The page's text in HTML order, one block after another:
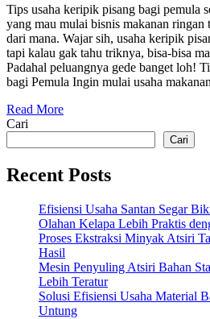
Tips usaha keripik pisang bagi pemula
yang mau mulai bisnis makanan ringan
dari mana. Wajar sih, usaha keripik
tapi kalau gak tahu triknya, bisa-bisa
Padahal peluangnya gede banget loh!
bagi Pemula Ingin mulai usaha
Read More
Cari
Cari
Recent Posts
Efisiensi Usaha Santan Segar
Olahan Kelapa Lebih Praktis
Proses Ekstraksi Minyak Atsiri
Hasil
Mesin Penyuling Atsiri Bahan
Lebih Teratur
Solusi Efisiensi Usaha Material
Untung